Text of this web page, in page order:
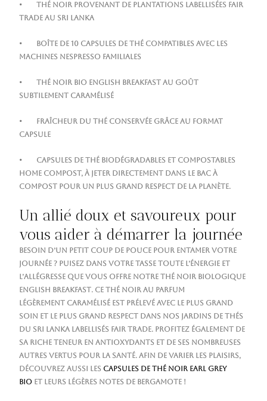
• Thé noir provenant de plantations labellisées Fair
Trade au Sri Lanka
• Boîte de 10 capsules de thé compatibles avec les
machines Nespresso familiales
• Thé noir bio English Breakfast au goût
subtilement caramélisé
• Fraîcheur du thé conservée grâce au format
capsule
• Capsules de thé biodégradables et compostables
home compost, à jeter directement dans le bac à
compost pour un plus grand respect de la planète.
Un allié doux et savoureux pour
vous aider à démarrer la journée
Besoin d’un petit coup de pouce pour entamer votre
journée ? Puisez dans votre tasse toute l’ énergie et
l’allégresse que vous offre notrethé noir biologique
English Breakfast. Ce thé noir au parfum
légèrement caramélisé est prélevé avec le plus grand
soin et le plus grand respect dans nos jardins de thés
du Sri Lanka labellisés Fair Trade. Profitez également de
sa riche teneur enantioxydants et de ses nombreuses
autres vertus pour la santé. Afin de varier les plaisirs,
découvrez aussi les capsules de thé noir Earl Grey
Bio et leurs légères notes de bergamote !